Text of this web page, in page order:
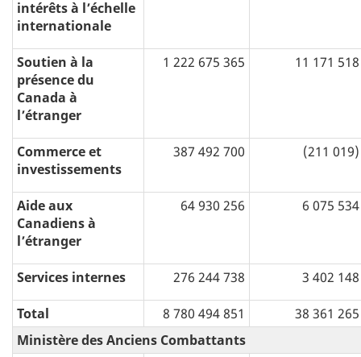
intérêts à l’échelle
internationale
Soutien à la
présence du
Canada à
l’étranger
1 222 675 365 11 171 518
Commerce et
investissements
387 492 700 (211 019)
Aide aux
Canadiens à
l’étranger
64 930 256 6 075 534
Services internes 276 244 738 3 402 148
Total 8 780 494 851
38 361 265
Ministère des Anciens Combattants